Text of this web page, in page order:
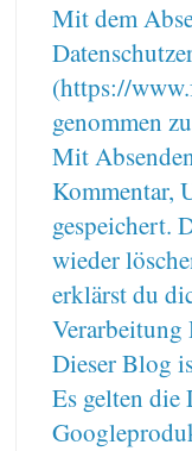
Mit dem
(https://
genommen
Mit
Kommentar,
gespeichert.
wieder
erklärst du
Verarbeitung
Dieser Blog
Es gelten